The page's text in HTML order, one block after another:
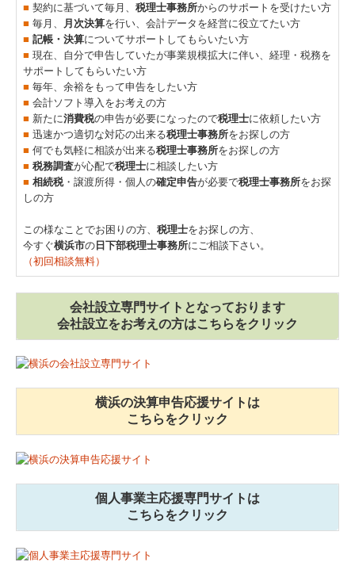
リンク集
お問合せ
補助金・助成金・融資情報
関与先向け融資商品ご紹介
戦略財務情報システム
戦略販売・購買情報システム
戦略給与情報システム
建設業用会計情報DB
新設法人向けHPはこちら
お客様の声
無料電話相談
求人情報
■ 契約に基づいて毎月、 税理士事務所からのサポートを受けたい方
■ 毎月、 月次決算を行い、会計データを経営に役立てたい方
■ 記帳・決算についてサポートしてもらいたい方
■ 現在、自分で申告していたが事業規模拡大に伴い、経理・税務を
サポートしてもらいたい方
■ 毎年、余裕をもって申告をしたい方
■ 会計ソフト導入をお考えの方
■ 新たに消費税の申告が必要になったので税理士に依頼したい方
■ 迅速かつ適切な対応の出来る税理士事務所をお探しの方
■ 何でも気軽に相談が出来る税理士事務所をお探しの方
■ 税務調査が心配で税理士に相談したい方
■ 相続税・譲渡所得・個人の確定申告が必要で税理士事務所をお探
しの方
この様なことでお困りの方、 税理士をお探しの方、
今すぐ横浜市の 日下部税理士事務所にご相談下さい。
（初回相談無料）
会社設立専門サイトとなっております
会社設立をお考えの方はこちらをクリック
横浜の決算申告応援サイトは
こちらをクリック
個人事業主応援専門サイトは
こちらをクリック